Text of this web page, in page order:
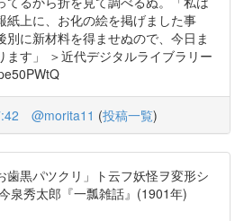
紙上に、お化の絵を掲げました事
に新材料を得ませぬので、今日ま
ます」 ＞近代デジタルライブラリー
@morita11 (投稿一覧)
歯黒パツクリ」ト云フ妖怪ヲ変形シ
泉秀太郎『一瓢雑話』(1901年)